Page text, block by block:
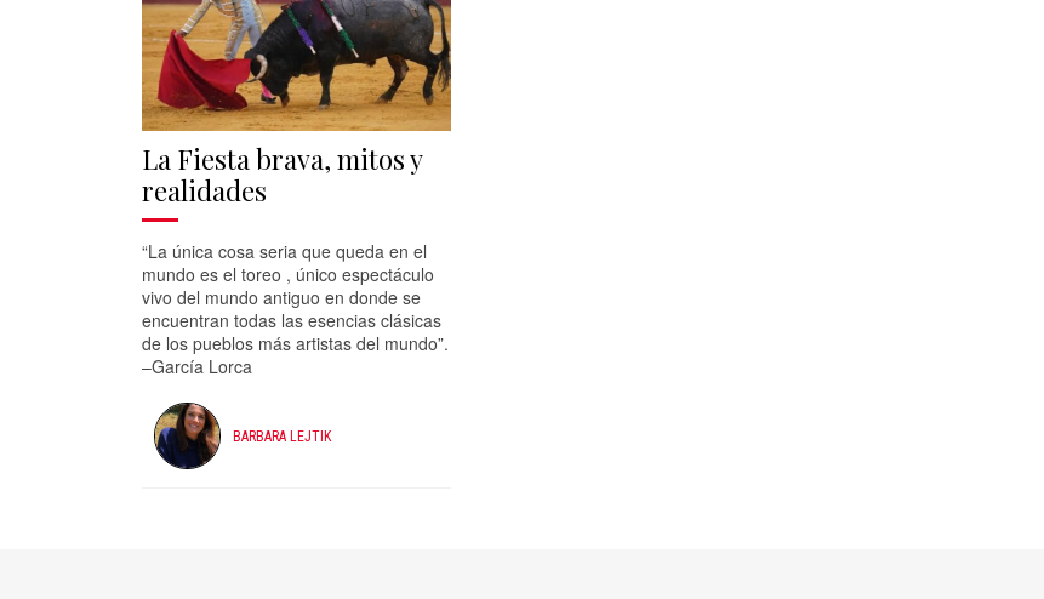
La Fiesta brava, mitos y
realidades
“La única cosa seria que queda en el
mundo es el toreo , único espectáculo
vivo del mundo antiguo en donde se
encuentran todas las esencias clásicas
de los pueblos más artistas del mundo”.
–García Lorca
BARBARA LEJTIK